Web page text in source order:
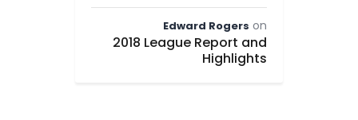
Edward Rogers on
2018 League Report and
Highlights